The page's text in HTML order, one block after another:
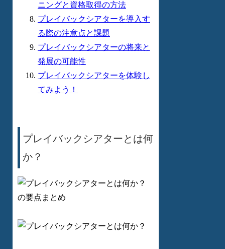
ニングと資格取得の方法
プレイバックシアターを導入す
る際の注意点と課題
プレイバックシアターの将来と
発展の可能性
プレイバックシアターを体験し
てみよう！
プレイバックシアターとは何
か？